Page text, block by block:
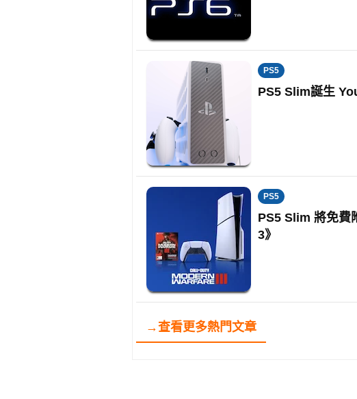
PS5
PS5 Slim誕生
PS5
PS5 Slim 將免
3》
→查看更多熱門文章